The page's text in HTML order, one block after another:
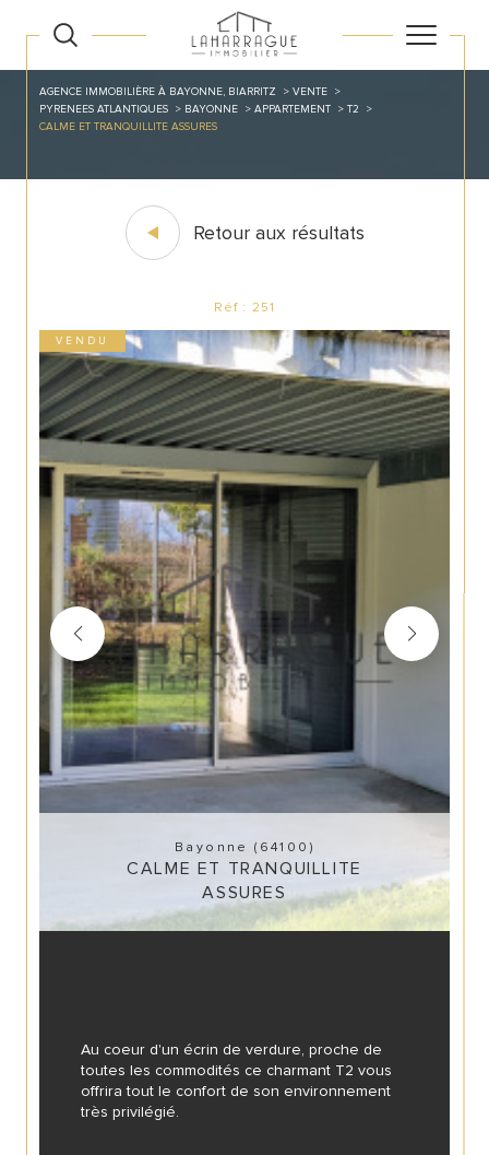
AGENCE IMMOBILIÈRE À BAYONNE, BIARRITZ
VENTE
PYRENEES ATLANTIQUES
BAYONNE APPARTEMENT
T2
CALME ET TRANQUILLITE ASSURES
Retour aux résultats
Réf : 251
VENDU
Bayonne (64100)
CALME ET TRANQUILLITE
ASSURES
Au coeur d'un écrin de verdure, proche de
toutes les commodités ce charmant T2 vous
offrira tout le confort de son environnement
très privilégié.